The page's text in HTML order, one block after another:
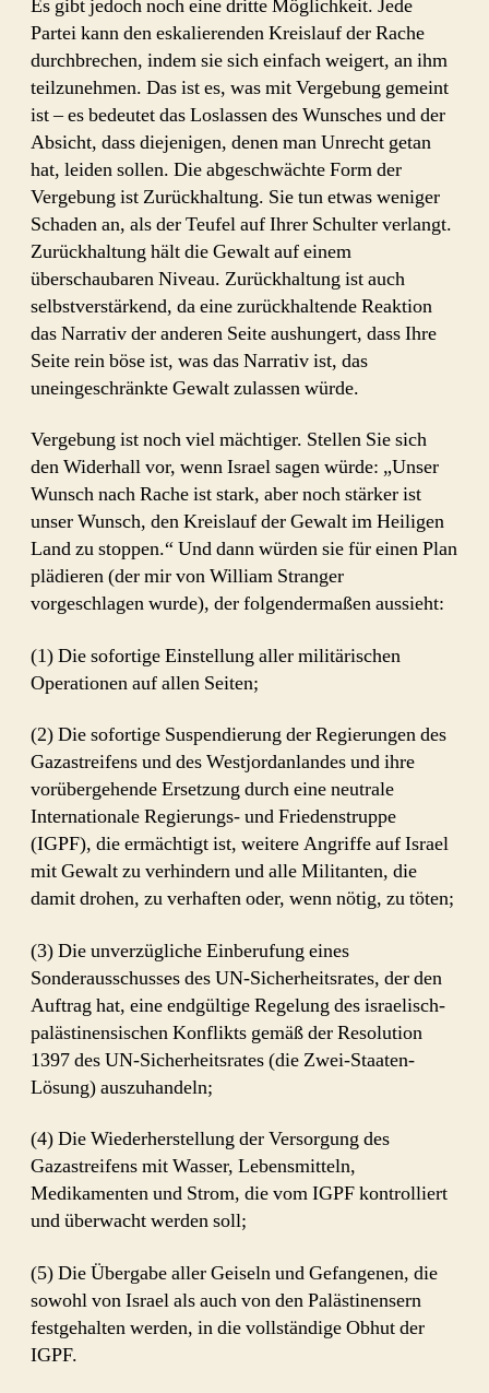
Es gibt jedoch noch eine dritte Möglichkeit. Jede
Partei kann den eskalierenden Kreislauf der Rache
durchbrechen, indem sie sich einfach weigert, an ihm
teilzunehmen. Das ist es, was mit Vergebung gemeint
ist – es bedeutet das Loslassen des Wunsches und der
Absicht, dass diejenigen, denen man Unrecht getan
hat, leiden sollen. Die abgeschwächte Form der
Vergebung ist Zurückhaltung. Sie tun etwas weniger
Schaden an, als der Teufel auf Ihrer Schulter verlangt.
Zurückhaltung hält die Gewalt auf einem
überschaubaren Niveau. Zurückhaltung ist auch
selbstverstärkend, da eine zurückhaltende Reaktion
das Narrativ der anderen Seite aushungert, dass Ihre
Seite rein böse ist, was das Narrativ ist, das
uneingeschränkte Gewalt zulassen würde.
Vergebung ist noch viel mächtiger. Stellen Sie sich
den Widerhall vor, wenn Israel sagen würde: „Unser
Wunsch nach Rache ist stark, aber noch stärker ist
unser Wunsch, den Kreislauf der Gewalt im Heiligen
Land zu stoppen.“ Und dann würden sie für einen Plan
plädieren (der mir von William Stranger
vorgeschlagen wurde), der folgendermaßen aussieht:
(1) Die sofortige Einstellung aller militärischen
Operationen auf allen Seiten;
(2) Die sofortige Suspendierung der Regierungen des
Gazastreifens und des Westjordanlandes und ihre
vorübergehende Ersetzung durch eine neutrale
Internationale Regierungs- und Friedenstruppe
(IGPF), die ermächtigt ist, weitere Angriffe auf Israel
mit Gewalt zu verhindern und alle Militanten, die
damit drohen, zu verhaften oder, wenn nötig, zu töten;
(3) Die unverzügliche Einberufung eines
Sonderausschusses des UN-Sicherheitsrates, der den
Auftrag hat, eine endgültige Regelung des israelisch-
palästinensischen Konflikts gemäß der Resolution
1397 des UN-Sicherheitsrates (die Zwei-Staaten-
Lösung) auszuhandeln;
(4) Die Wiederherstellung der Versorgung des
Gazastreifens mit Wasser, Lebensmitteln,
Medikamenten und Strom, die vom IGPF kontrolliert
und überwacht werden soll;
(5) Die Übergabe aller Geiseln und Gefangenen, die
sowohl von Israel als auch von den Palästinensern
festgehalten werden, in die vollständige Obhut der
IGPF.